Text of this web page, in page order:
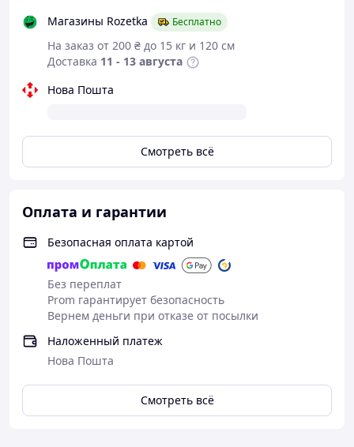
Высота выпуска 1.5 м.
Объем заполнения пузырями 200 куб.м.
Емкость 0.6 л.
Магазины Rozetka
Бесплатно
На заказ от 200 ₴ до 15 кг и 120 см
Доставка 11 - 13 августа
Нова Пошта
Смотреть всё
Оплата и гарантии
Безопасная оплата картой
Без переплат
Prom гарантирует безопасность
Вернем деньги при отказе от посылки
Наложенный платеж
Нова Пошта
Смотреть всё